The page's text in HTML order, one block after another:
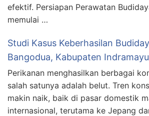
efektif. Persiapan Perawatan
memulai …
Studi Kasus Keberhasilan
Bangodua, Kabupaten Indramayu
Perikanan menghasilkan berbagai
salah satunya adalah belut. Tren
makin naik, baik di pasar domestik
internasional, terutama ke Jepang